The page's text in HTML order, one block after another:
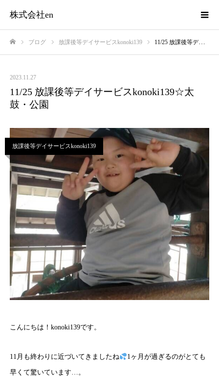
株式会社en
ブログ 放課後等デイサービスkonoki139 11/25 放課後等デイサービスkonoki139☆太鼓・公園
2023.11.27
11/25 放課後等デイサービスkonoki139☆太
鼓・公園
放課後等デイサービスkonoki139
こんにちは！konoki139です。
11月も終わりに近づいてきましたね 1ヶ月が過ぎるのがとても
早くて驚いています…。